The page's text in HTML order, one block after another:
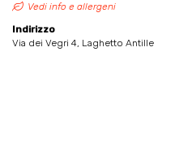
Vedi info e allergeni
Indirizzo
Via dei Vegri 4, Laghetto Antille